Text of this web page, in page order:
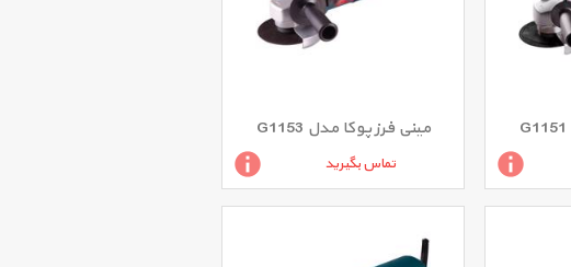
مینی فرز پوکا مدل G1153
تماس بگیرید